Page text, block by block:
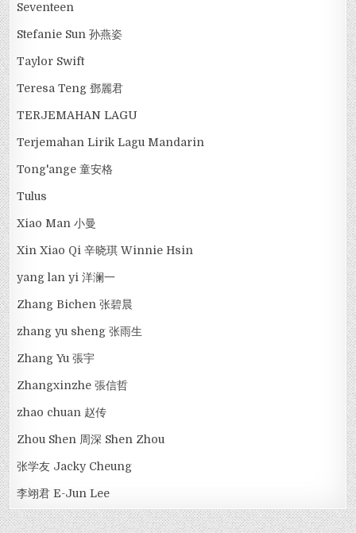
Seventeen
Stefanie Sun 孙燕姿
Taylor Swift
Teresa Teng 鄧麗君
TERJEMAHAN LAGU
Terjemahan Lirik Lagu Mandarin
Tong'ange 童安格
Tulus
Xiao Man 小曼
Xin Xiao Qi 辛晓琪 Winnie Hsin
yang lan yi 洋澜一
Zhang Bichen 张碧晨
zhang yu sheng 张雨生
Zhang Yu 張宇
Zhangxinzhe 張信哲
zhao chuan 赵传
Zhou Shen 周深 Shen Zhou
张学友 Jacky Cheung
李翊君 E-Jun Lee